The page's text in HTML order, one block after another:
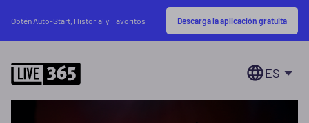
Obtén Auto-Start, Historial y Favoritos Descarga la aplicación gratuita
ES